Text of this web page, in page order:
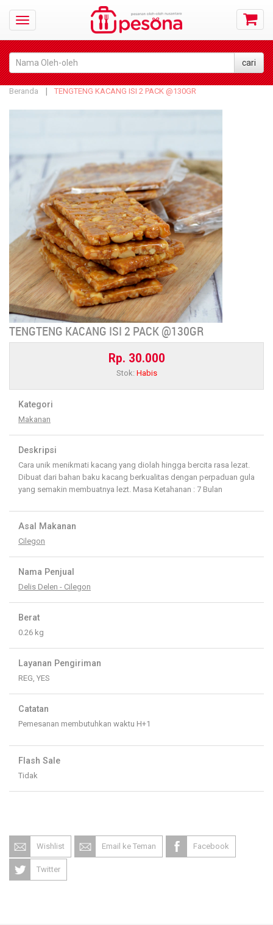
Beranda TENGTENG KACANG ISI 2 PACK @130GR
TENGTENG KACANG ISI 2 PACK @130GR
Rp. 30.000
Stok: Habis
Kategori
Makanan
Deskripsi
Cara unik menikmati kacang yang diolah hingga bercita rasa lezat.
Dibuat dari bahan baku kacang berkualitas dengan perpaduan gula
yang semakin membuatnya lezt. Masa Ketahanan : 7 Bulan
Asal Makanan
Cilegon
Nama Penjual
Delis Delen - Cilegon
Berat
0.26 kg
Layanan Pengiriman
REG, YES
Catatan
Pemesanan membutuhkan waktu H+1
Flash Sale
Tidak
Wishlist Email ke Teman Facebook
Twitter